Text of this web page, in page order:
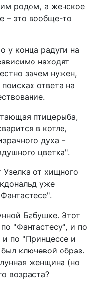
родом, а женское
– это вообще-то
у конца радуги на
находят
зачем нужен,
ответа на
птицерыба,
в котле,
духа –
цветка".
Узелка от хищного
уже
Бабушке. Этот
"Фантастесу", и по
и по "Принцессе и
ключевой образ.
женщина (но
возраста?